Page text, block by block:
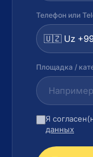
Телефон или
Площадка /
Я
данных